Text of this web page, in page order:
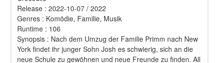
Release : 2022-10-07 / 2022
Genres : Komödie, Familie, Musik
Runtime : 106
Synopsis : Nach dem Umzug der Familie Primm nach New
York findet ihr junger Sohn Josh es schwierig, sich an die
neue Schule zu gewöhnen und neue Freunde zu finden. All